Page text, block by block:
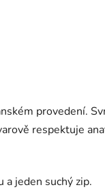
provedení.
respektuje
a jeden suchý zip.